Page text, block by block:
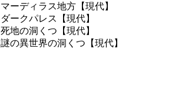
マーディラス地方【現代】
ダークパレス【現代】
死地の洞くつ【現代】
謎の異世界の洞くつ【現代】